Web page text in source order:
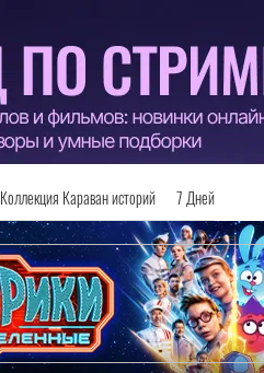
Коллекция Караван историй 7 Дней